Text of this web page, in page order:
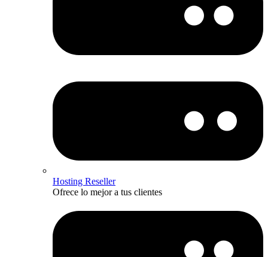
Hosting Reseller
Ofrece lo mejor a tus clientes